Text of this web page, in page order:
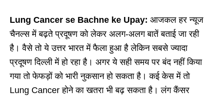
Lung Cancer se Bachne ke Upay: आजकल हर न्यूज
चैनल्स में बढ़ते प्रदूषण को लेकर अलग-अलग बातें बताई जा रही
है। वैसे तो ये उत्तर भारत में फैला हुआ है लेकिन सबसे ज्यादा
प्रदूषण दिल्ली में हो रहा है। अगर ये सही समय पर बंद नहीं किया
गया तो फेफड़ों को भारी नुकसान हो सकता है। कई केस में तो
Lung Cancer होने का खतरा भी बढ़ सकता है। लंग कैंसर